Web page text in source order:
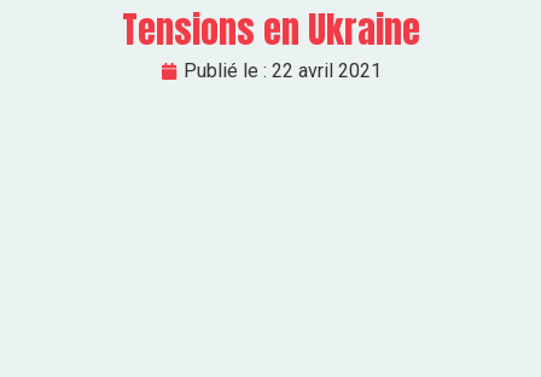
Tensions en Ukraine
Publié le : 22 avril 2021